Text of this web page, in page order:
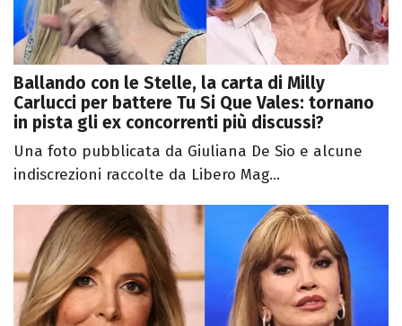
Ballando con le Stelle, la carta di Milly
Carlucci per battere Tu Si Que Vales: tornano
in pista gli ex concorrenti più discussi?
Una foto pubblicata da Giuliana De Sio e alcune
indiscrezioni raccolte da Libero Mag...